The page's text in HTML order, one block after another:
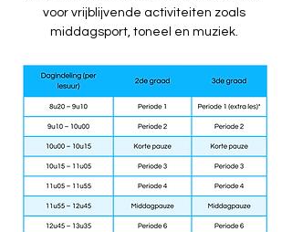
voor vrijblijvende activiteiten zoals
middagsport, toneel en muziek.